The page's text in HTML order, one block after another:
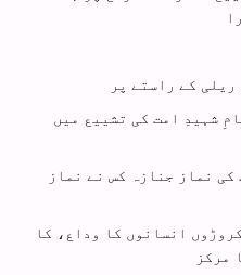
کے راستے پر
شہیدِ امت کی تشییع میں
نماز جنازہ کس نے نماز
انسانوں کا وداع، کا